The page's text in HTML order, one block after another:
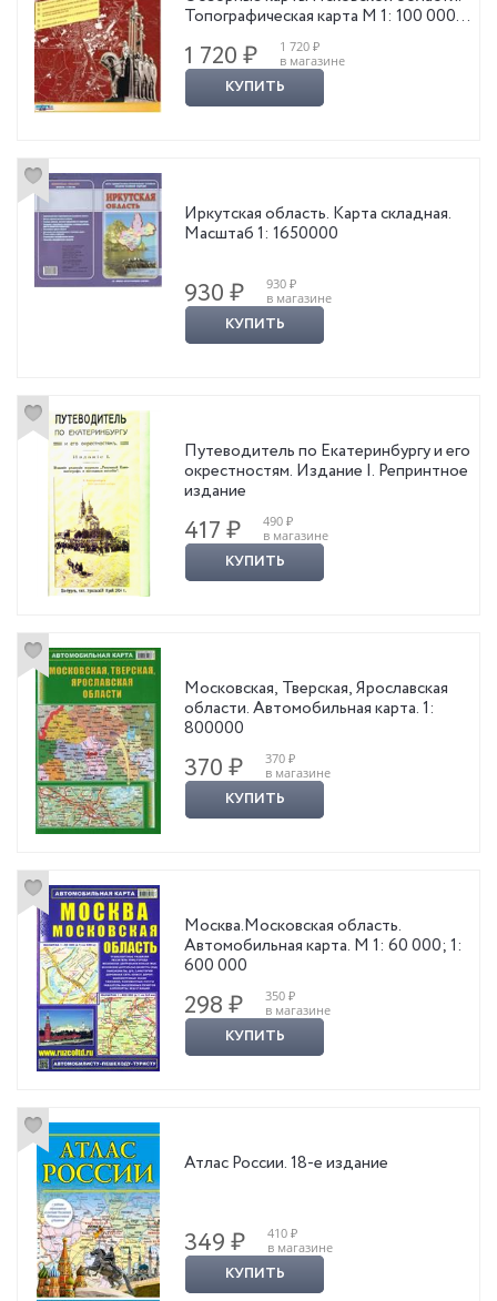
Топографическая карта М 1: 100 000
1 720 ₽
1 720 ₽
в магазине
КУПИТЬ
Иркутская область. Карта складная.
Масштаб 1: 1650000
930 ₽
930 ₽
в магазине
КУПИТЬ
Путеводитель по Екатеринбургу и его
окрестностям. Издание I. Репринтное
издание
417 ₽
490 ₽
в магазине
КУПИТЬ
Московская, Тверская, Ярославская
области. Автомобильная карта. 1:
800000
370 ₽
370 ₽
в магазине
КУПИТЬ
Москва.Московская область.
Автомобильная карта. М 1: 60 000; 1:
600 000
298 ₽
350 ₽
в магазине
КУПИТЬ
Атлас России. 18-е издание
349 ₽
410 ₽
в магазине
КУПИТЬ